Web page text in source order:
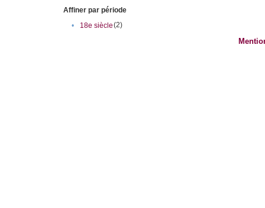
Affiner par période
•
18e siècle(2)